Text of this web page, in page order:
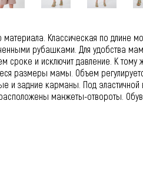
Классическая по длине
рубашками. Для удобства
сроке и исключит давление. К тому
размеры мамы. Объем
задние карманы. Под эластичной
манжеты-отвороты.